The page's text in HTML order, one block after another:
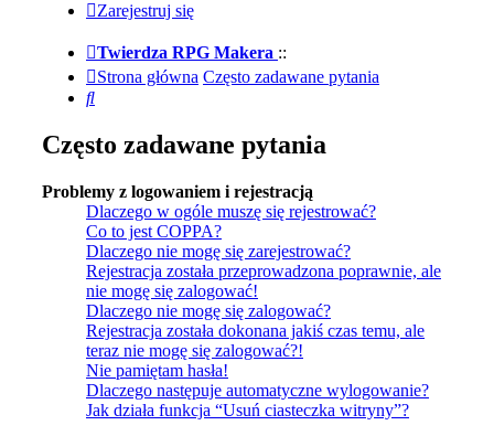
Zarejestruj się
Twierdza RPG Makera ::
Strona główna Często zadawane pytania
Szukaj
Często zadawane pytania
Problemy z logowaniem i rejestracją
Dlaczego w ogóle muszę się rejestrować?
Co to jest COPPA?
Dlaczego nie mogę się zarejestrować?
Rejestracja została przeprowadzona poprawnie, ale
nie mogę się zalogować!
Dlaczego nie mogę się zalogować?
Rejestracja została dokonana jakiś czas temu, ale
teraz nie mogę się zalogować?!
Nie pamiętam hasła!
Dlaczego następuje automatyczne wylogowanie?
Jak działa funkcja “Usuń ciasteczka witryny”?